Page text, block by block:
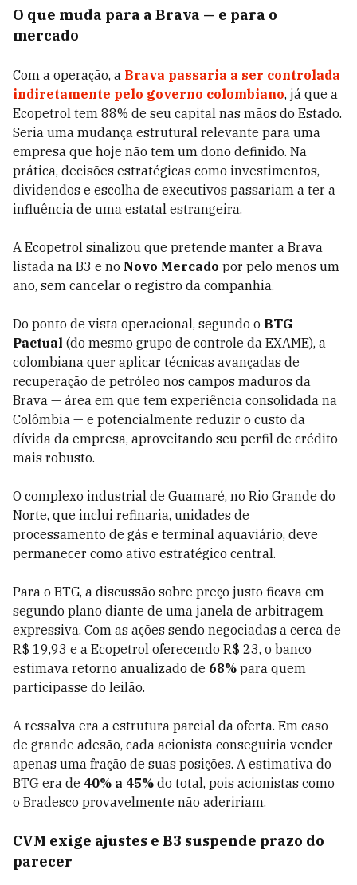
O que muda para a Brava — e para o
mercado
Com a operação, a Brava passaria a ser controlada
indiretamente pelo governo colombiano, já que a
Ecopetrol tem 88% de seu capital nas mãos do Estado.
Seria uma mudança estrutural relevante para uma
empresa que hoje não tem um dono definido. Na
prática, decisões estratégicas como investimentos,
dividendos e escolha de executivos passariam a ter a
influência de uma estatal estrangeira.
A Ecopetrol sinalizou que pretende manter a Brava
listada na B3 e no Novo Mercado por pelo menos um
ano, sem cancelar o registro da companhia.
Do ponto de vista operacional, segundo o BTG
Pactual (do mesmo grupo de controle da EXAME), a
colombiana quer aplicar técnicas avançadas de
recuperação de petróleo nos campos maduros da
Brava — área em que tem experiência consolidada na
Colômbia — e potencialmente reduzir o custo da
dívida da empresa, aproveitando seu perfil de crédito
mais robusto.
O complexo industrial de Guamaré, no Rio Grande do
Norte, que inclui refinaria, unidades de
processamento de gás e terminal aquaviário, deve
permanecer como ativo estratégico central.
Para o BTG, a discussão sobre preço justo ficava em
segundo plano diante de uma janela de arbitragem
expressiva. Com as ações sendo negociadas a cerca de
R$ 19,93 e a Ecopetrol oferecendo R$ 23, o banco
estimava retorno anualizado de 68% para quem
participasse do leilão.
A ressalva era a estrutura parcial da oferta. Em caso
de grande adesão, cada acionista conseguiria vender
apenas uma fração de suas posições. A estimativa do
BTG era de 40% a 45% do total, pois acionistas como
o Bradesco provavelmente não adeririam.
CVM exige ajustes e B3 suspende prazo do
parecer